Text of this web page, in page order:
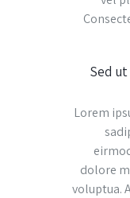
Sed
Lorem
dolore
voluptua.